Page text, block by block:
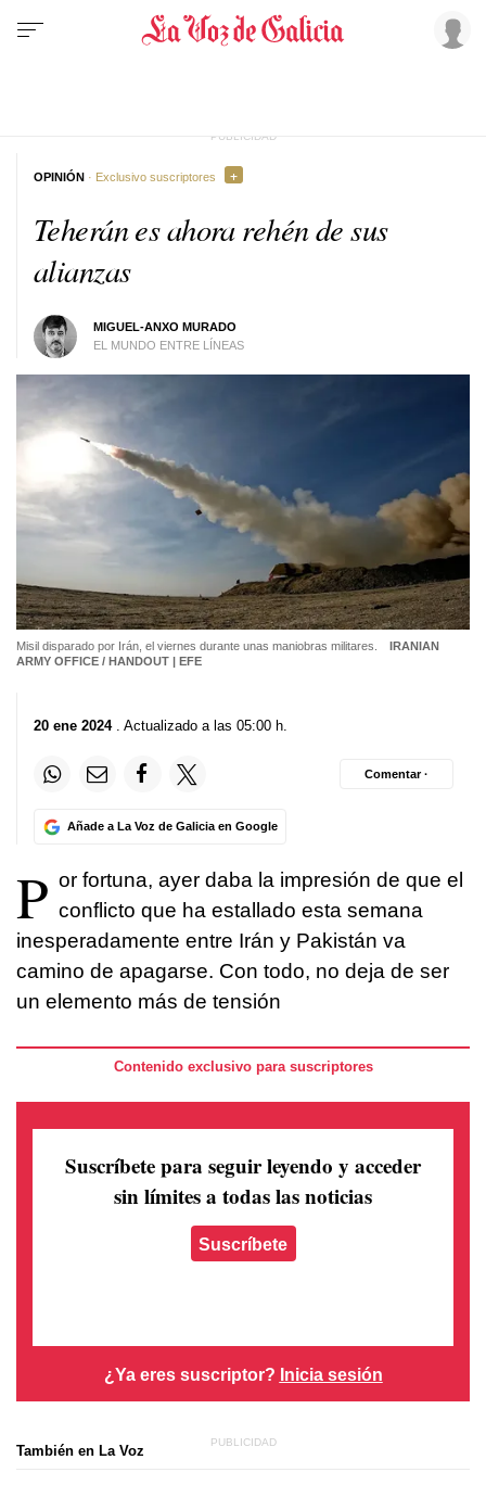
Teherán es ahora rehén de sus
alianzas
MIGUEL-ANXO MURADO
EL MUNDO ENTRE LÍNEAS
OPINIÓN · Exclusivo suscriptores
Misil disparado por Irán, el viernes durante unas maniobras militares.
IRANIAN
ARMY OFFICE / HANDOUT | EFE
20 ene 2024. Actualizado a las 05:00 h.
Añade a La Voz de Galicia en Google
Comentar ·
P or fortuna, ayer daba la impresión de que el
conflicto que ha estallado esta semana
inesperadamente entre Irán y Pakistán va
camino de apagarse. Con todo, no deja de ser
un elemento más de tensión
Contenido exclusivo para suscriptores
Suscríbete para seguir leyendo y acceder
sin límites a todas las noticias
Suscríbete
¿Ya eres suscriptor? Inicia sesión
También en La Voz